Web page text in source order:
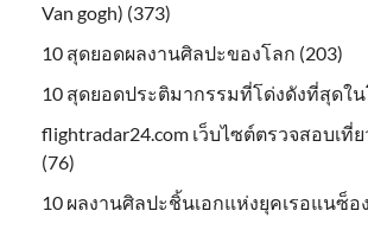
Van gogh) (373)
10 สุดยอดผลงานศิลปะของโลก (203)
10 สุดยอดประติมากรรมที่โด่งดังที่สุดใน
flightradar24.com เว็บไซต์ตรวจสอบเ
(76)
10 ผลงานศิลปะชิ้นเอกแห่งยุคเรอแนซ็อ